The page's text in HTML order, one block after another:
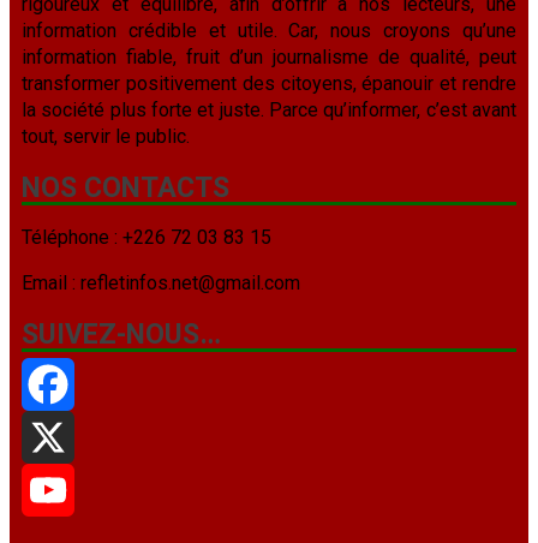
information crédible et utile. Car, nous croyons qu’une
information fiable, fruit d’un journalisme de qualité, peut
transformer positivement des citoyens, épanouir et rendre
la société plus forte et juste. Parce qu’informer, c’est avant
tout, servir le public.
NOS CONTACTS
Téléphone : +226 72 03 83 15
Email : refletinfos.net@gmail.com
SUIVEZ-NOUS…
Facebook
X